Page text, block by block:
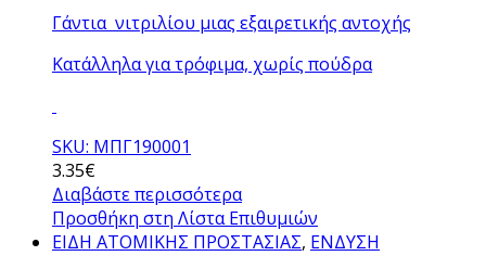
Γάντια νιτριλίου μιας εξαιρετικής αντοχής
Κατάλληλα για τρόφιμα, χωρίς πούδρα
SKU: ΜΠΓ190001
3.35€
Διαβάστε περισσότερα
Προσθήκη στη Λίστα Επιθυμιών
ΕΙΔΗ ΑΤΟΜΙΚΗΣ ΠΡΟΣΤΑΣΙΑΣ, ΕΝΔΥΣΗ